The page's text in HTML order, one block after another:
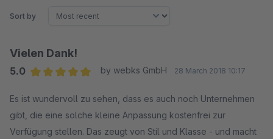
Sort by
Vielen Dank!
5.0
by webks GmbH 28 March 2018 10:17
Es ist wundervoll zu sehen, dass es auch noch Unternehmen
gibt, die eine solche kleine Anpassung kostenfrei zur
Verfügung stellen. Das zeugt von Stil und Klasse - und macht